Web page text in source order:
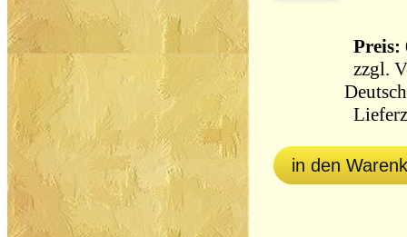
Preis:
zzgl.
in den